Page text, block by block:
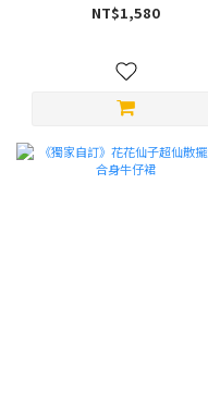
NT$1,580